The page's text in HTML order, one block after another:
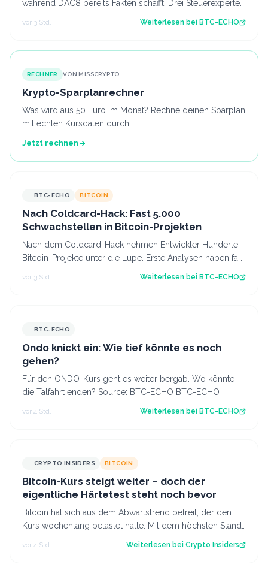
während DAC8 bereits Fakten schafft. Drei Steuerexperten
vor 3 Std. Weiterlesen bei BTC-ECHO
RECHNER VON MISSCRYPTO
Krypto-Sparplanrechner
Was wird aus 50 Euro im Monat? Rechne deinen Sparplan
mit echten Kursdaten durch.
Jetzt rechnen
BTC-ECHO BITCOIN
Nach Coldcard-Hack: Fast 5.000
Schwachstellen in Bitcoin-Projekten
Nach dem Coldcard-Hack nehmen Entwickler Hunderte
Bitcoin-Projekte unter die Lupe. Erste Analysen haben fast
5.000 potenzielle Schwachstelle…
vor 3 Std. Weiterlesen bei BTC-ECHO
BTC-ECHO
Ondo knickt ein: Wie tief könnte es noch
gehen?
Für den ONDO-Kurs geht es weiter bergab. Wo könnte
die Talfahrt enden? Source: BTC-ECHO BTC-ECHO
vor 4 Std. Weiterlesen bei BTC-ECHO
CRYPTO INSIDERS BITCOIN
Bitcoin-Kurs steigt weiter – doch der
eigentliche Härtetest steht noch bevor
Bitcoin hat sich aus dem Abwärtstrend befreit, der den
Kurs wochenlang belastet hatte. Mit dem höchsten Stand
seit fast einer Woche keimt ne…
vor 4 Std. Weiterlesen bei Crypto Insiders